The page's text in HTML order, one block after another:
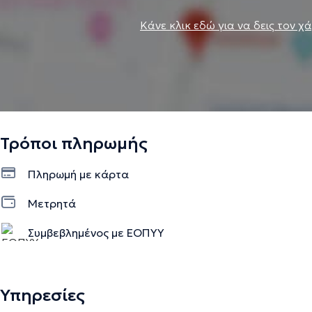
Κάνε κλικ εδώ για να δεις τον
Τρόποι πληρωμής
Πληρωμή με κάρτα
Μετρητά
Συμβεβλημένος με ΕΟΠΥΥ
Υπηρεσίες